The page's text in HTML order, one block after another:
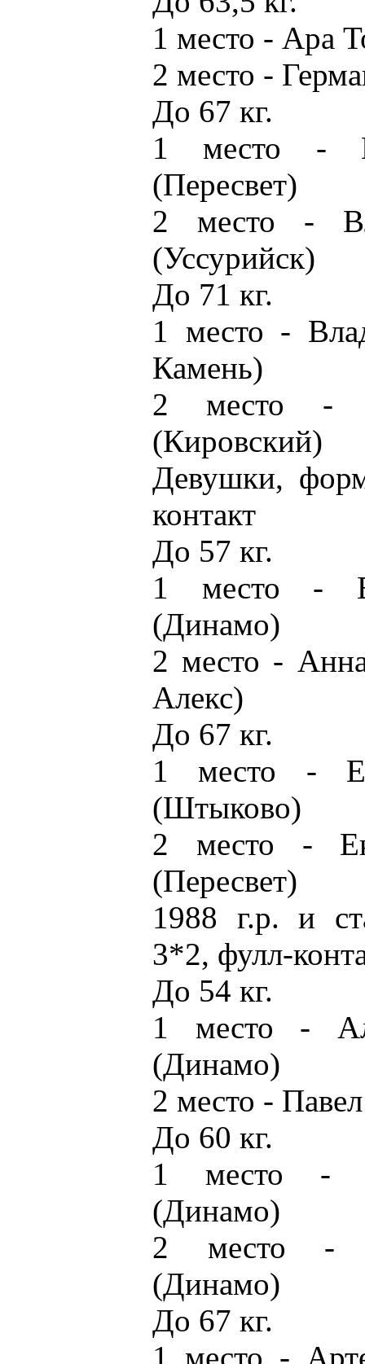
1 место - Ара
2 место -
До 67 кг.
1 место -
(Пересвет)
2 место -
(Уссурийск)
До 71 кг.
1 место -
Камень)
2 место -
(Кировский)
Девушки,
контакт
До 57 кг.
1 место -
(Динамо)
2 место -
Алекс)
До 67 кг.
1 место -
(Штыково)
2 место -
(Пересвет)
1988 г.р. и
3*2, фулл-
До 54 кг.
1 место -
(Динамо)
2 место -
До 60 кг.
1 место -
(Динамо)
2 место -
(Динамо)
До 67 кг.
1 место -